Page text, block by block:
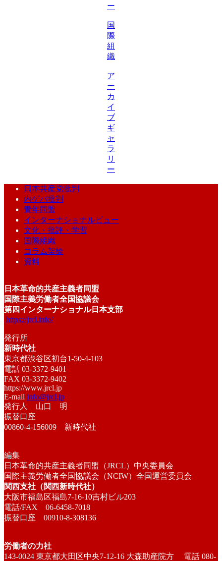
ー
国
際
組
織
ア
ー
カ
イ
ブ
ギ
ャ
ラ
リ
ー
日本共産党批判
内ゲバ批判
青年同盟
インターナショナルビュー
文化・批評・学習
国際組織
コラム架橋
資料
日本革命的共産主義者同盟
国際主義労働者全国協議会
第四インターナショナル日本支部
https://jrcl.info/
発行所
新時代社
東京都渋谷区初台1-50-4-103
電話 03-3372-9401
FAX 03-3372-9402
https://www.jrcl.jp
E-mail info@jrcl.jp
発行人 山口 明
振替口座
00860-4-156009 新時代社
編集
日本革命的共産主義者同盟（JRCL）中央委員会
国際主義労働者全国協議会（NCIW）全国運営委員会
関西支社（関西新時代社）
大阪市福島区福島7-16-10吉村ビル203
電話/FAX 06-6458-7018
振替口座 00910-8-308136
労働者の力社
143-0024 東京都大田区中央7-12-16 大森助産院方 電話 080-